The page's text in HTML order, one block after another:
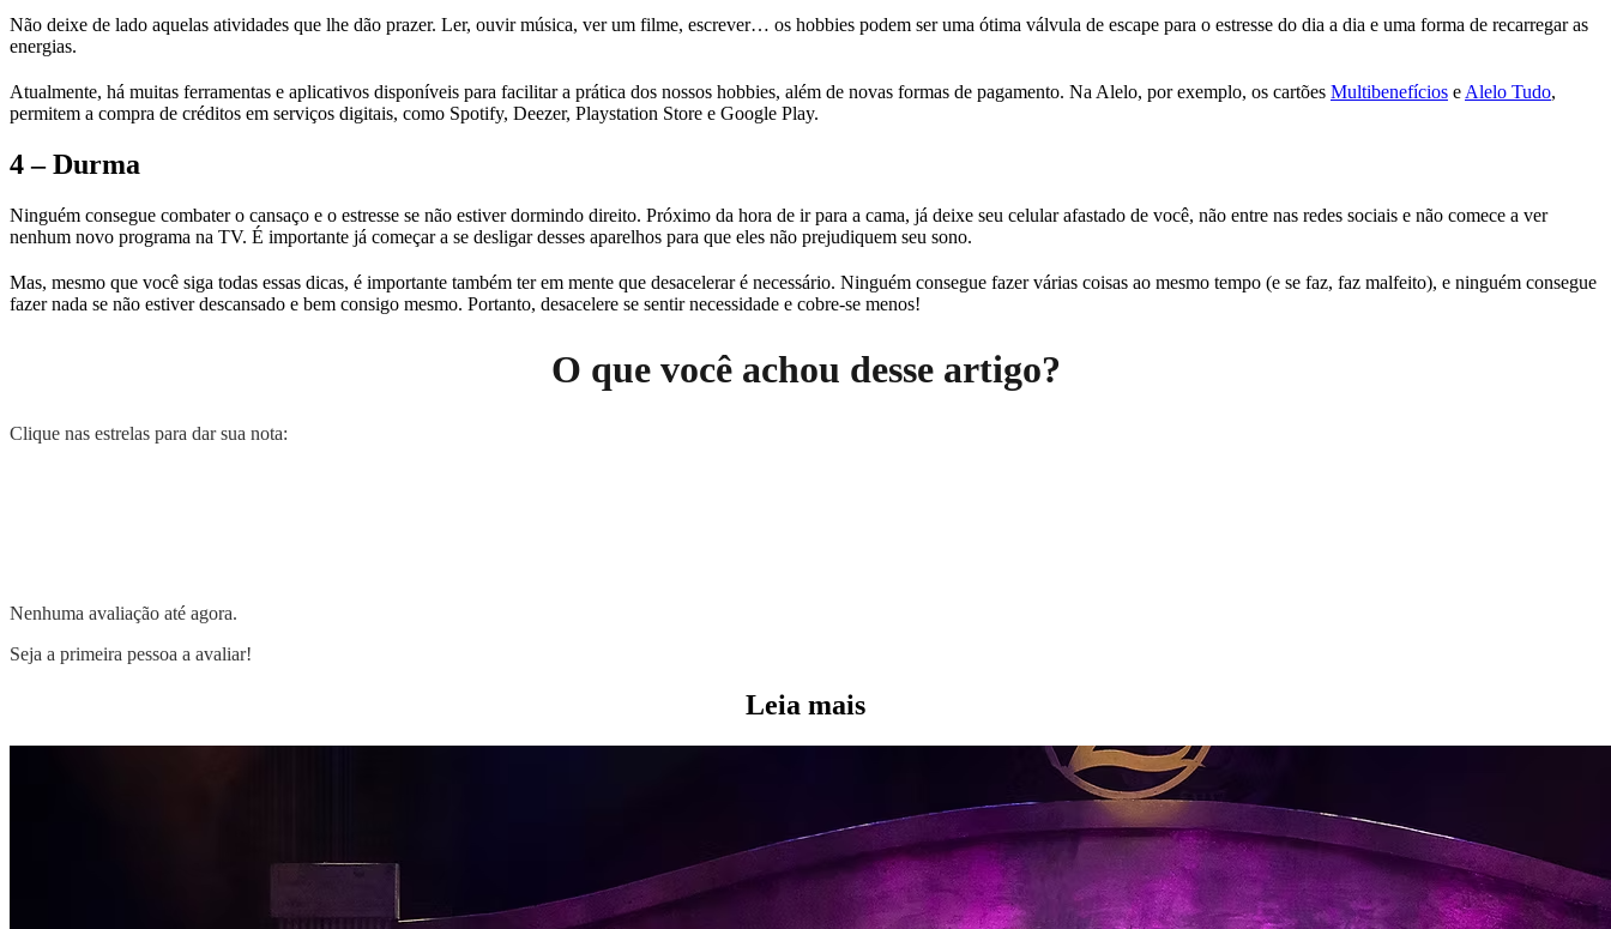
Não deixe de lado aquelas atividades que lhe dão prazer. Ler, ouvir música, ver um filme, escrever… os hobbies podem ser uma ótima válvula de escape para o estresse do dia a dia e uma forma de recarregar as
energias.
Atualmente, há muitas ferramentas e aplicativos disponíveis para facilitar a prática dos nossos hobbies, além de novas formas de pagamento. Na Alelo, por exemplo, os cartões Multibenefícios e Alelo Tudo,
permitem a compra de créditos em serviços digitais, como Spotify, Deezer, Playstation Store e Google Play.
4 – Durma
Ninguém consegue combater o cansaço e o estresse se não estiver dormindo direito. Próximo da hora de ir para a cama, já deixe seu celular afastado de você, não entre nas redes sociais e não comece a ver
nenhum novo programa na TV. É importante já começar a se desligar desses aparelhos para que eles não prejudiquem seu sono.
Mas, mesmo que você siga todas essas dicas, é importante também ter em mente que desacelerar é necessário. Ninguém consegue fazer várias coisas ao mesmo tempo (e se faz, faz malfeito), e ninguém consegue
fazer nada se não estiver descansado e bem consigo mesmo. Portanto, desacelere se sentir necessidade e cobre-se menos!
O que você achou desse artigo?
Clique nas estrelas para dar sua nota:
Nenhuma avaliação até agora.
Seja a primeira pessoa a avaliar!
Leia mais